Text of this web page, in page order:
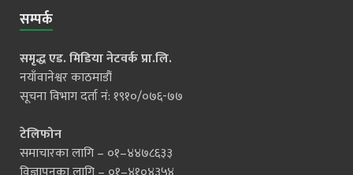
सम्पर्क
समृद्ध एड. मिडिया नेटवर्क प्रा.लि.
नयाँवानेश्वर काठमाडौं
सूचना विभाग दर्ता नं: १९१०/०७६-७७
टेलिफोन
समाचारका लागि – ०१–४४७८६३३